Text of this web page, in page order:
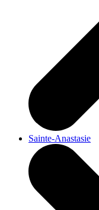
Sainte-Anastasie